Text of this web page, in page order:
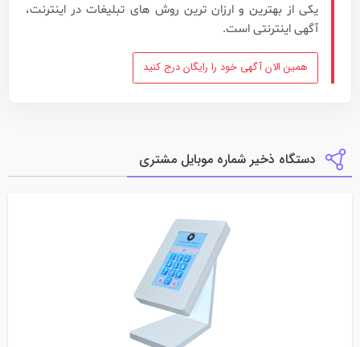
یکی از بهترین و ارزان ترین روش های تبلیغات در اینترنت،
آگهی اینترنتی است.
همین الان آگهی خود را رایگان درج کنید
دستگاه ذخیر شماره موبایل مشتری